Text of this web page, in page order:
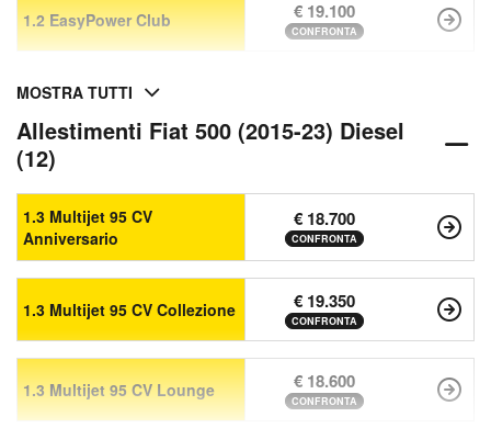
1.2 EasyPower Club € 19.100
CONFRONTA
MOSTRA TUTTI
Allestimenti Fiat 500 (2015-23) Diesel
(12)
1.3 Multijet 95 CV
Anniversario
€ 18.700
CONFRONTA
1.3 Multijet 95 CV Collezione € 19.350
CONFRONTA
1.3 Multijet 95 CV Lounge € 18.600
CONFRONTA